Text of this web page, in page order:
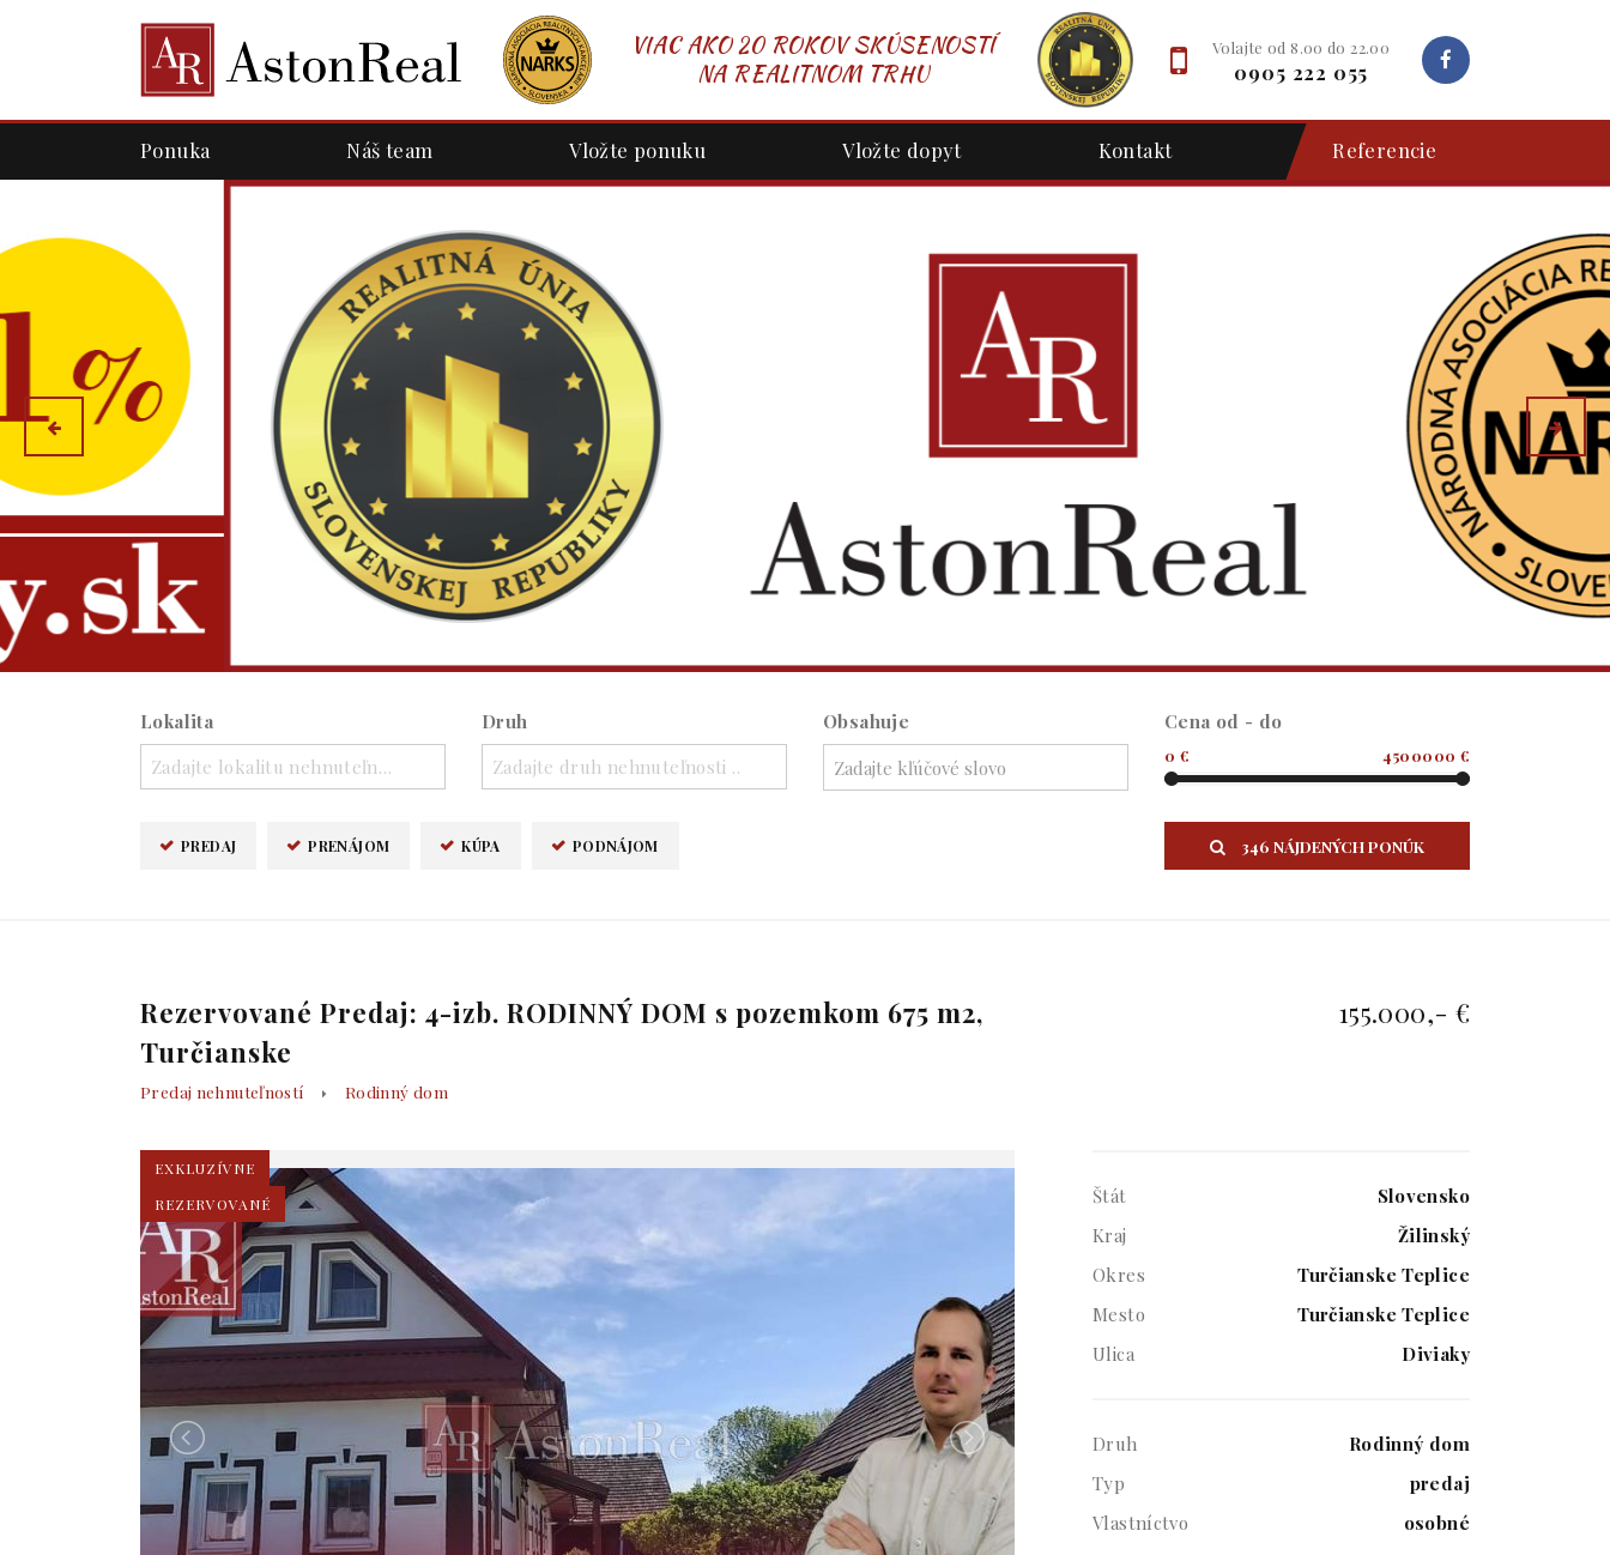
VIAC AKO 20 ROKOV SKÚSENOSTÍ
NA REALITNOM TRHU
Volajte od 8.00 do 22.00
0905 222 055
Ponuka Náš team Vložte ponuku Vložte dopyt Kontakt Referencie
Lokalita
Zadajte lokalitu nehnuteľnosti ..
Druh
Zadajte druh nehnuteľnosti ..
Obsahuje Cena od - do
0 € 4500000 €
PREDAJ PRENÁJOM KÚPA PODNÁJOM 346 NÁJDENÝCH PONÚK
Rezervované Predaj: 4-izb. RODINNÝ DOM s pozemkom 675 m2,
Turčianske
155.000,- €
Predaj nehnuteľností Rodinný dom
EXKLUZÍVNE
REZERVOVANÉ
Štát
Slovensko
Kraj
Žilinský
Okres
Turčianske Teplice
Mesto
Turčianske Teplice
Ulica
Diviaky
Druh
Rodinný dom
Typ
predaj
Vlastníctvo
osobné